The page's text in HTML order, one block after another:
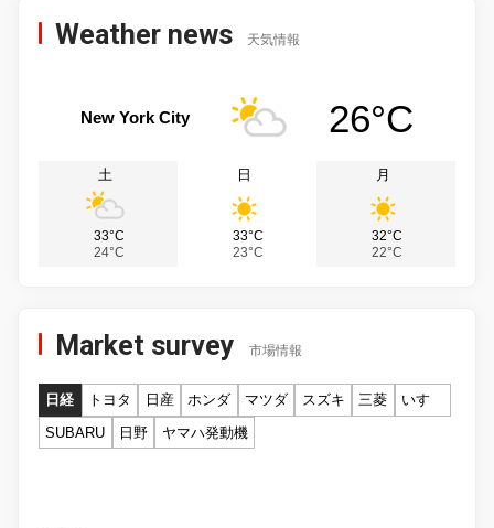
Weather news 天気情報
New York City 26°C
土
33°C
24°C
日
33°C
23°C
月
32°C
22°C
Market survey 市場情報
日経 トヨタ 日産 ホンダ マツダ スズキ 三菱
いすゞ
SUBARU
日野 ヤマハ発動機